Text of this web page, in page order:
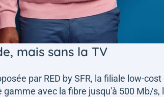
mais sans la TV
par RED by SFR, la filiale low-cost
gamme avec la fibre jusqu'à 500 Mb/s,